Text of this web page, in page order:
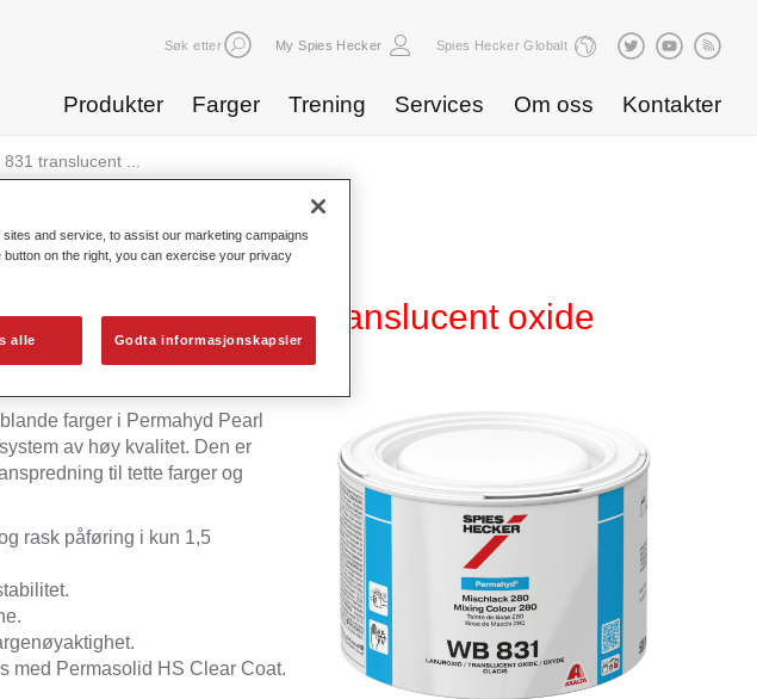
Søk etter My Spies Hecker Spies Hecker Globalt
Produkter Farger Trening Services Om oss Kontakter
translucent ...
280 WB 831 translucent oxide
farger i Permahyd Pearl
av høy kvalitet. Den er
til tette farger og
rask påføring i kun 1,5
med Permasolid HS Clear Coat.
and service, to assist our marketing campaigns
on the right, you can exercise your privacy
alle Godta informasjonskapsler